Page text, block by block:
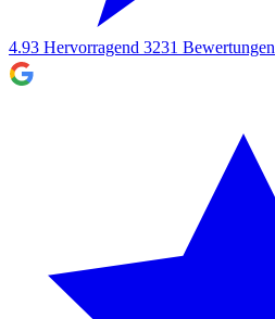
4.93 Hervorragend 3231 Bewertungen